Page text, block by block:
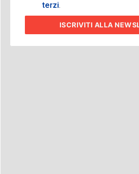
terzi.
ISCRIVITI ALLA